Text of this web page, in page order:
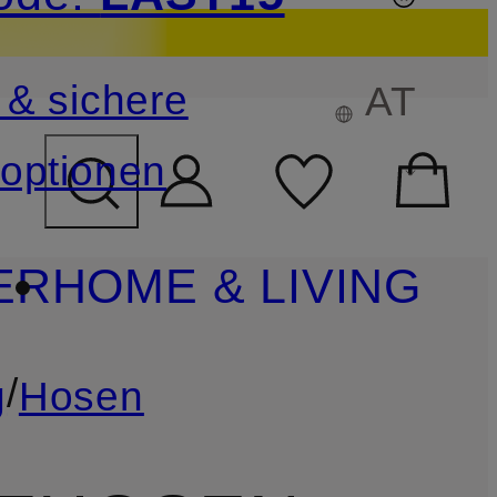
ÜBERSPRINGEN
sichere
AT
HOME & LIVING
/Hosen